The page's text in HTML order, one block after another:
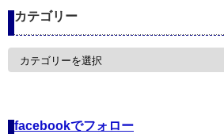
カテゴリー
カ
facebookでフォロー